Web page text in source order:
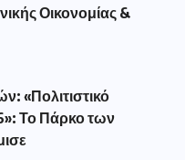
Οικονομίας &
«Πολιτιστικό
Το Πάρκο των